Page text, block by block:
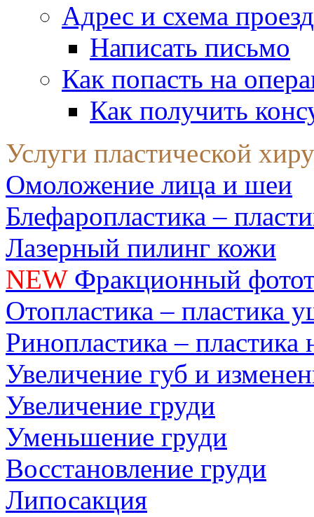
Адрес и схема
Написать письмо
Как попасть на
Как получить
Услуги пластической
Омоложение лица и шеи
Блефаропластика –
Лазерный пилинг кожи
NEWФракционный
Отопластика – пластика
Ринопластика – пластика
Увеличение губ и
Увеличение груди
Уменьшение груди
Восстановление груди
Липосакция